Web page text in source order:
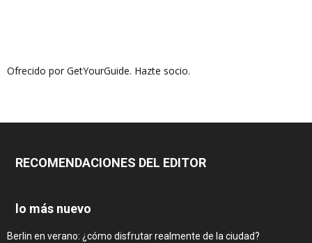
Ofrecido por GetYourGuide. Hazte socio.
RECOMENDACIONES DEL EDITOR
lo más nuevo
Berlin en verano: ¿cómo disfrutar realmente de la ciudad?